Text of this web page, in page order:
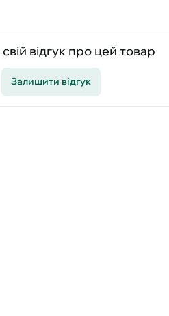
відгук про цей товар
Залишити відгук